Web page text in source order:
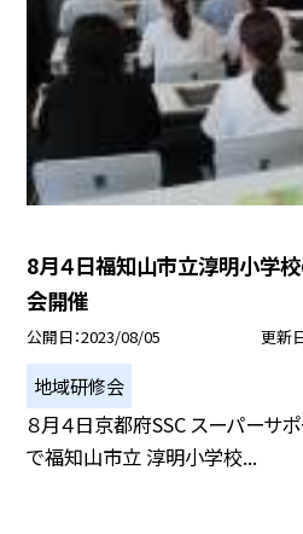
8月４日福知山市立淳明小学
会開催
公開日 2023/08/05 更新
地域研修会
８月４日京都府SSC スーパーサ
で福知山市立 淳明小学校...